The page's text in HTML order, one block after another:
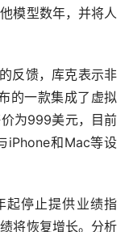
模型数年，并将人
反馈，库克表示非
的一款集成了虚拟
为999美元，目前
iPhone和Mac等设
起停止提供业绩指
将恢复增长。分析